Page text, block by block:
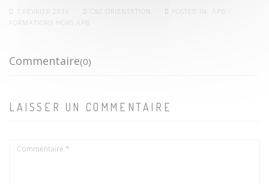
7 FÉVRIER 2016 C&C ORIENTATION POSTED IN: APB /
FORMATIONS HORS APB
Commentaire(0)
LAISSER UN COMMENTAIRE